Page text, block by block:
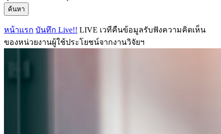
ค้นหา
หน้าแรก บันทึก Live!! LIVE เวทีคืนข้อมูลรับฟังความคิดเห็น
ของหน่วยงานผู้ใช้ประโยชน์จากงานวิจัยฯ